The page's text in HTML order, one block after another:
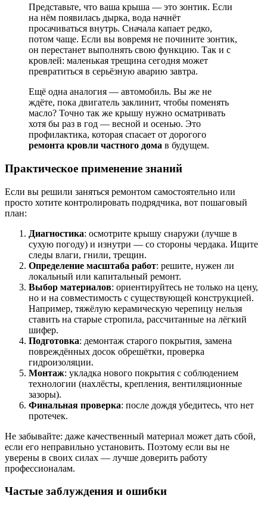
Представьте, что ваша крыша — это зонтик. Если
на нём появилась дырка, вода начнёт
просачиваться внутрь. Сначала капает редко,
потом чаще. Если вы вовремя не почините зонтик,
он перестанет выполнять свою функцию. Так и с
кровлей: маленькая трещина сегодня может
превратиться в серьёзную аварию завтра.
Ещё одна аналогия — автомобиль. Вы же не
ждёте, пока двигатель заклинит, чтобы поменять
масло? Точно так же крышу нужно осматривать
хотя бы раз в год — весной и осенью. Это
профилактика, которая спасает от дорогого
ремонта кровли частного дома в будущем.
Практическое применение знаний
Если вы решили заняться ремонтом самостоятельно или
просто хотите контролировать подрядчика, вот пошаговый
план:
Диагностика: осмотрите крышу снаружи (лучше в
сухую погоду) и изнутри — со стороны чердака. Ищите
следы влаги, гнили, трещин.
Определение масштаба работ: решите, нужен ли
локальный или капитальный ремонт.
Выбор материалов: ориентируйтесь не только на цену,
но и на совместимость с существующей конструкцией.
Например, тяжёлую керамическую черепицу нельзя
ставить на старые стропила, рассчитанные на лёгкий
шифер.
Подготовка: демонтаж старого покрытия, замена
повреждённых досок обрешётки, проверка
гидроизоляции.
Монтаж: укладка нового покрытия с соблюдением
технологии (нахлёсты, крепления, вентиляционные
зазоры).
Финальная проверка: после дождя убедитесь, что нет
протечек.
Не забывайте: даже качественный материал может дать сбой,
если его неправильно установить. Поэтому если вы не
уверены в своих силах — лучше доверить работу
профессионалам.
Частые заблуждения и ошибки